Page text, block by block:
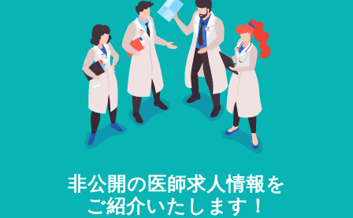
非公開の医師求人情報を
ご紹介いたします！